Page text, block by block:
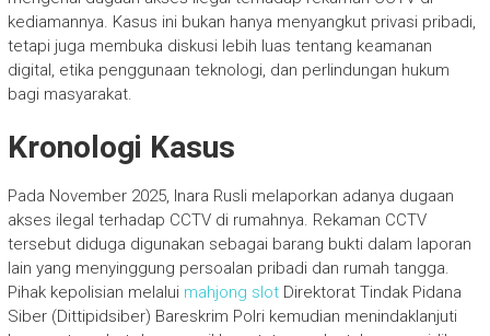
kediamannya. Kasus ini bukan hanya menyangkut privasi pribadi,
tetapi juga membuka diskusi lebih luas tentang keamanan
digital, etika penggunaan teknologi, dan perlindungan hukum
bagi masyarakat.
Kronologi Kasus
Pada November 2025, Inara Rusli melaporkan adanya dugaan
akses ilegal terhadap CCTV di rumahnya. Rekaman CCTV
tersebut diduga digunakan sebagai barang bukti dalam laporan
lain yang menyinggung persoalan pribadi dan rumah tangga.
Pihak kepolisian melalui mahjong slotDirektorat Tindak Pidana
Siber (Dittipidsiber) Bareskrim Polri kemudian menindaklanjuti